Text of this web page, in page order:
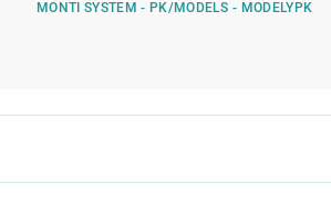
MONTI SYSTEM - PK/MODELS - MODELYPK